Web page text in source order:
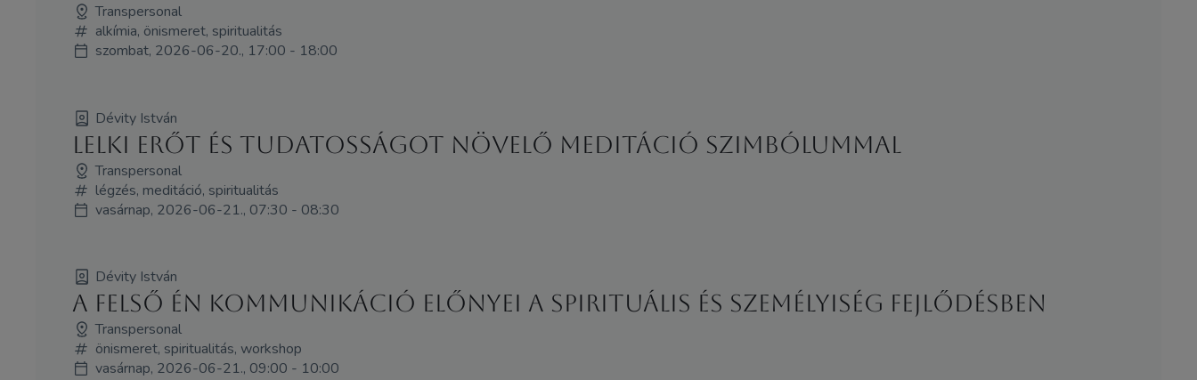
Transpersonal
alkímia, önismeret, spiritualitás
szombat, 2026-06-20., 17:00 - 18:00
Dévity István
LELKI ERŐT ÉS TUDATOSSÁGOT NÖVELŐ MEDITÁCIÓ SZIMBÓLUMMAL
Transpersonal
légzés, meditáció, spiritualitás
vasárnap, 2026-06-21., 07:30 - 08:30
Dévity István
A Felső Én kommunikáció előnyei a spirituális és személyiség fejlődésben
Transpersonal
önismeret, spiritualitás, workshop
vasárnap, 2026-06-21., 09:00 - 10:00